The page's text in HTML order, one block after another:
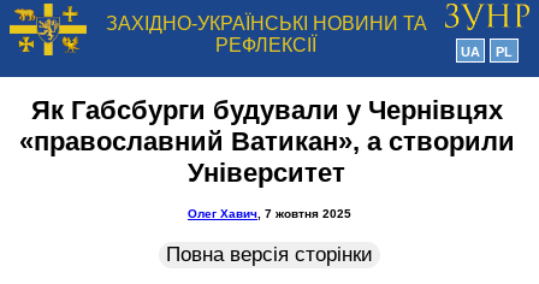
ЗАХІДНО-УКРАЇНСЬКІ НОВИНИ ТА
РЕФЛЕКСІЇ
UA PL
Як Габсбурги будували у Чернівцях
«православний Ватикан», а створили
Університет
Олег Хавич , 7 жовтня 2025
Повна версія сторінки